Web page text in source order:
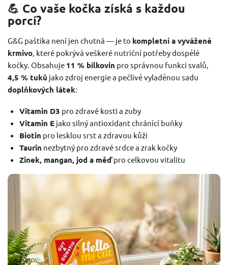
💪 Co vaše kočka získá s každou
porcí?
G&G paštika není jen chutná — je to kompletní a vyvážené
krmivo, které pokrývá veškeré nutriční potřeby dospělé
kočky. Obsahuje 11 % bílkovin pro správnou funkci svalů,
4,5 % tuků jako zdroj energie a pečlivě vyladěnou sadu
doplňkových látek:
Vitamin D3 pro zdravé kosti a zuby
Vitamin Ejako silný antioxidant chránící buňky
Biotin pro lesklou srst a zdravou kůži
Taurin nezbytný pro zdravé srdce a zrak kočky
Zinek, mangan, jod a měďpro celkovou vitalitu